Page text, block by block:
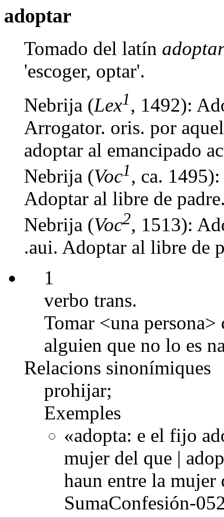
adoptar
Tomado del latín
'escoger, optar'.
Nebrija (Lex1, 1492):
Arrogator. oris. por
adoptar al emancipado
Nebrija (Voc1, ca.
Adoptar al libre de
Nebrija (Voc2, 1513):
.aui. Adoptar al libre de
1
verbo trans.
Tomar <una
alguien que no lo es
Relacions sinonímiques
prohijar;
Exemples
«adopta: e el fijo
mujer del que |
haun entre la
SumaConfesión-